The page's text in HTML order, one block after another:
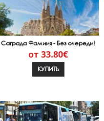
Саграда Фамиия - Без очереди!
от 33.80€
КУПИТЬ